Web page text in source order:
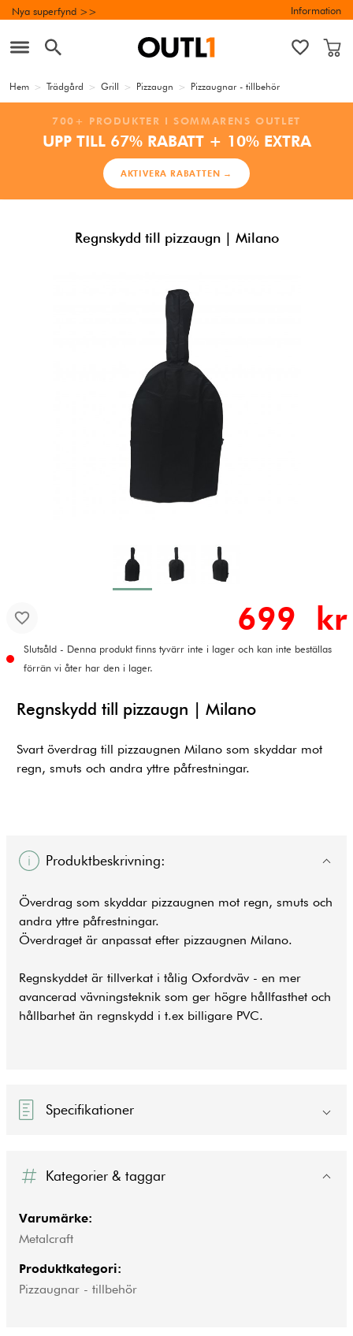
Nya superfynd >> Information
Hem > Trädgård > Grill > Pizzaugn > Pizzaugnar - tillbehör
700+ PRODUKTER I SOMMARENS OUTLET
UPP TILL 67% RABATT + 10% EXTRA
AKTIVERA RABATTEN →
Regnskydd till pizzaugn | Milano
699 kr
Slutsåld - Denna produkt finns tyvärr inte i lager och kan inte beställas
förrän vi åter har den i lager.
Regnskydd till pizzaugn | Milano
Svart överdrag till pizzaugnen Milano som skyddar mot
regn, smuts och andra yttre påfrestningar.
Produktbeskrivning:
Överdrag som skyddar pizzaugnen mot regn, smuts och
andra yttre påfrestningar.
Överdraget är anpassat efter pizzaugnen Milano.
Regnskyddet är tillverkat i tålig Oxfordväv - en mer
avancerad vävningsteknik som ger högre hållfasthet och
hållbarhet än regnskydd i t.ex billigare PVC.
Specifikationer
Kategorier & taggar
Varumärke:
Metalcraft
Produktkategori:
Pizzaugnar - tillbehör